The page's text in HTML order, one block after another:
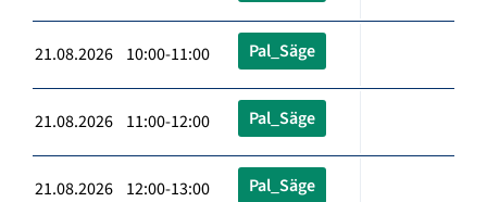
21.08.2026 10:00-11:00 Pal_Säge
21.08.2026 11:00-12:00 Pal_Säge
21.08.2026 12:00-13:00 Pal_Säge